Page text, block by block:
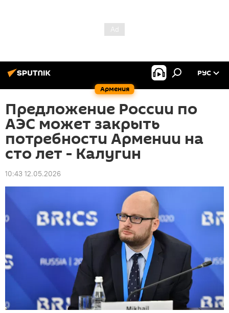
Армения
РУС
Предложение России по
АЭС может закрыть
потребности Армении на
сто лет - Калугин
10:43 12.05.2026